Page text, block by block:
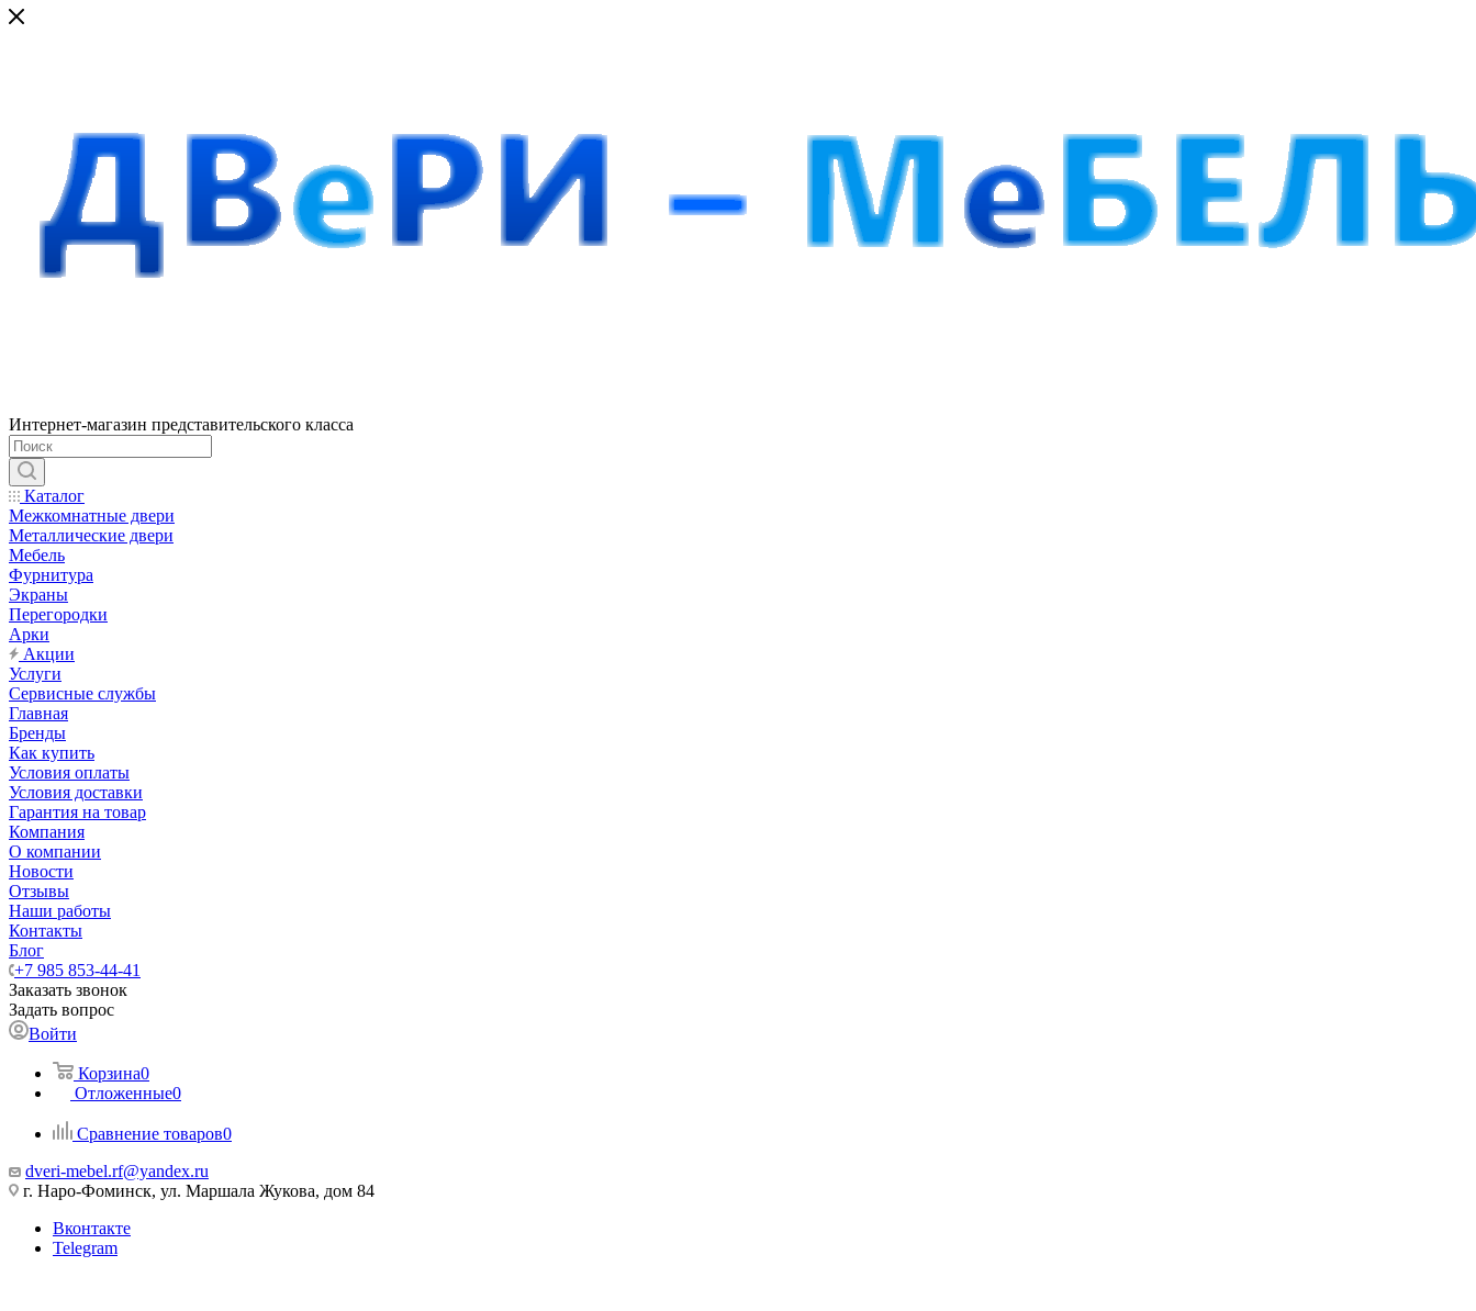
Интернет-магазин представительского класса
Каталог
Межкомнатные двери
Металлические двери
Мебель
Фурнитура
Экраны
Перегородки
Арки
Акции
Услуги
Сервисные службы
Главная
Бренды
Как купить
Условия оплаты
Условия доставки
Гарантия на товар
Компания
О компании
Новости
Отзывы
Наши работы
Контакты
Блог
+7 985 853-44-41
Заказать звонок
Задать вопрос
Войти
Корзина0
Отложенные0
Сравнение товаров0
dveri-mebel.rf@yandex.ru
г. Наро-Фоминск, ул. Маршала Жукова, дом 84
Вконтакте
Telegram